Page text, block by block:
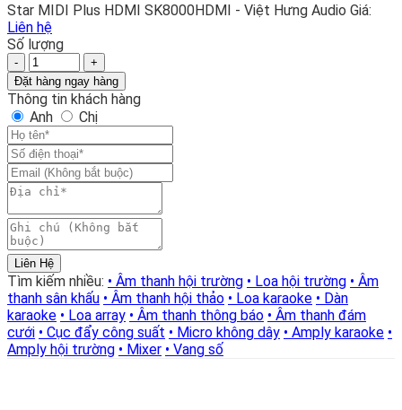
Star MIDI Plus HDMI SK8000HDMI - Việt Hưng Audio Giá:
Liên hệ
Số lượng
Star
MIDI
Plus
HDMI
SK8000HDMI
-
Việt
Hưng
Audio
số
lượng
Đặt hàng ngay hàng
Thông tin khách hàng
Anh
Chị
Liên Hệ
Tìm kiếm nhiều: • Âm thanh hội trường • Loa hội trường • Âm
thanh sân khấu • Âm thanh hội thảo • Loa karaoke • Dàn
karaoke • Loa array • Âm thanh thông báo • Âm thanh đám
cưới • Cục đẩy công suất • Micro không dây • Amply karaoke •
Amply hội trường • Mixer • Vang số